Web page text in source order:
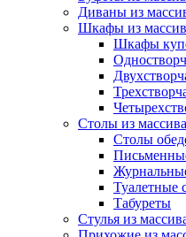
Диваны из
Шкафы из
Шкафы
Столы из
Столы
Туалетные
Табуреты
Стулья из